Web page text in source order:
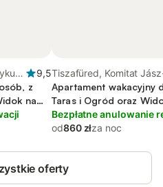
9,5
z
na
Tiszafüred, Komitat
Szolnok
Apartament wakacyjny
Taras i Ogród oraz
Widok
Bezpłatne anulowanie
od860 złza noc
oferty